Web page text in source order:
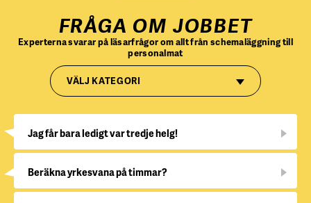
FRÅGA OM JOBBET
Experterna svarar på läsarfrågor om allt från schemaläggning till
personalmat
VÄLJ KATEGORI
Jag får bara ledigt var tredje helg!
Beräkna yrkesvana på timmar?